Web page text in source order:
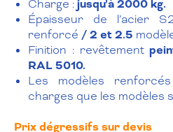
Charge :jusqu’à 2000 kg.
Épaisseur de l’acier
renforcé / 2 et 2.5
Finition : revêtement
RAL 5010.
Les modèles
charges que les modèles
Prix dégressifs sur devis